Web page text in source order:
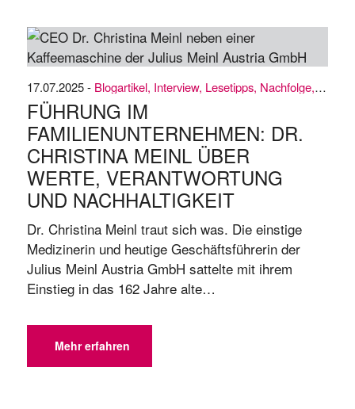
17.07.2025 - Blogartikel, Interview, Lesetipps, Nachfolge,
FÜHRUNG IM
FAMILIENUNTERNEHMEN: DR.
CHRISTINA MEINL ÜBER
WERTE, VERANTWORTUNG
UND NACHHALTIGKEIT
Dr. Christina Meinl traut sich was. Die einstige
Medizinerin und heutige Geschäftsführerin der
Julius Meinl Austria GmbH sattelte mit ihrem
Einstieg in das 162 Jahre alte
Was bedeutet es, die Führung im
Familienunternehmen zu übernehmen und es
verantwortungsvoll in die Zukunft zu führen?Dr.
Mehr erfahren